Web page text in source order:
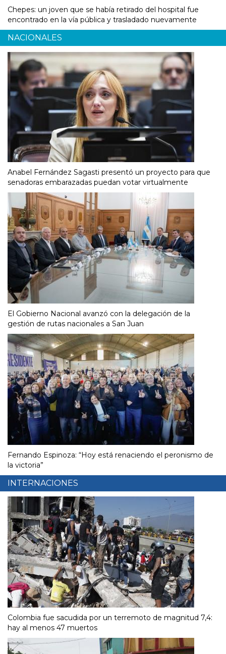
Chepes: un joven que se había retirado del hospital fue
encontrado en la vía pública y trasladado nuevamente
NACIONALES
Anabel Fernández Sagasti presentó un proyecto para que
senadoras embarazadas puedan votar virtualmente
El Gobierno Nacional avanzó con la delegación de la
gestión de rutas nacionales a San Juan
Fernando Espinoza: “Hoy está renaciendo el peronismo de
la victoria”
INTERNACIONES
Colombia fue sacudida por un terremoto de magnitud 7,4:
hay al menos 47 muertos